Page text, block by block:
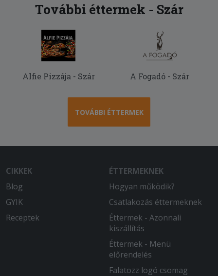
További éttermek - Szár
Alfie Pizzája - Szár A Fogadó - Szár
TOVÁBBI ÉTTERMEK
CIKKEK
Blog
GYIK
Receptek
ÉTTERMEKNEK
Hogyan működik?
Csatlakozás éttermeknek
Éttermek - Azonnali
kiszállítás
Éttermek - Menü
előrendelés
Falatozz logó csomag